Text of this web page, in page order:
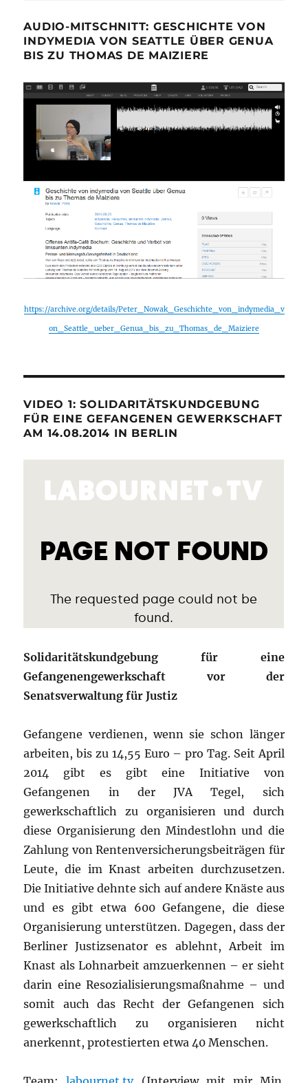
AUDIO-MITSCHNITT: GESCHICHTE VON
INDYMEDIA VON SEATTLE ÜBER GENUA
BIS ZU THOMAS DE MAIZIERE
https://archive.org/details/Peter_Nowak_Geschichte_von_indymedia_v
on_Seattle_ueber_Genua_bis_zu_Thomas_de_Maiziere
VIDEO 1: SOLIDARITÄTSKUNDGEBUNG
FÜR EINE GEFANGENEN GEWERKSCHAFT
AM 14.08.2014 IN BERLIN
Solidaritätskundgebung für eine
Gefangenengewerkschaft vor der
Senatsverwaltung für Justiz
Gefangene verdienen, wenn sie schon länger
arbeiten, bis zu 14,55 Euro – pro Tag. Seit April
2014 gibt es gibt eine Initiative von
Gefangenen in der JVA Tegel, sich
gewerkschaftlich zu organisieren und durch
diese Organisierung den Mindestlohn und die
Zahlung von Rentenversicherungsbeiträgen für
Leute, die im Knast arbeiten durchzusetzen.
Die Initiative dehnte sich auf andere Knäste aus
und es gibt etwa 600 Gefangene, die diese
Organisierung unterstützen. Dagegen, dass der
Berliner Justizsenator es ablehnt, Arbeit im
Knast als Lohnarbeit amzuerkennen – er sieht
darin eine Resozialisierungsmaßnahme – und
somit auch das Recht der Gefangenen sich
gewerkschaftlich zu organisieren nicht
anerkennt, protestierten etwa 40 Menschen.